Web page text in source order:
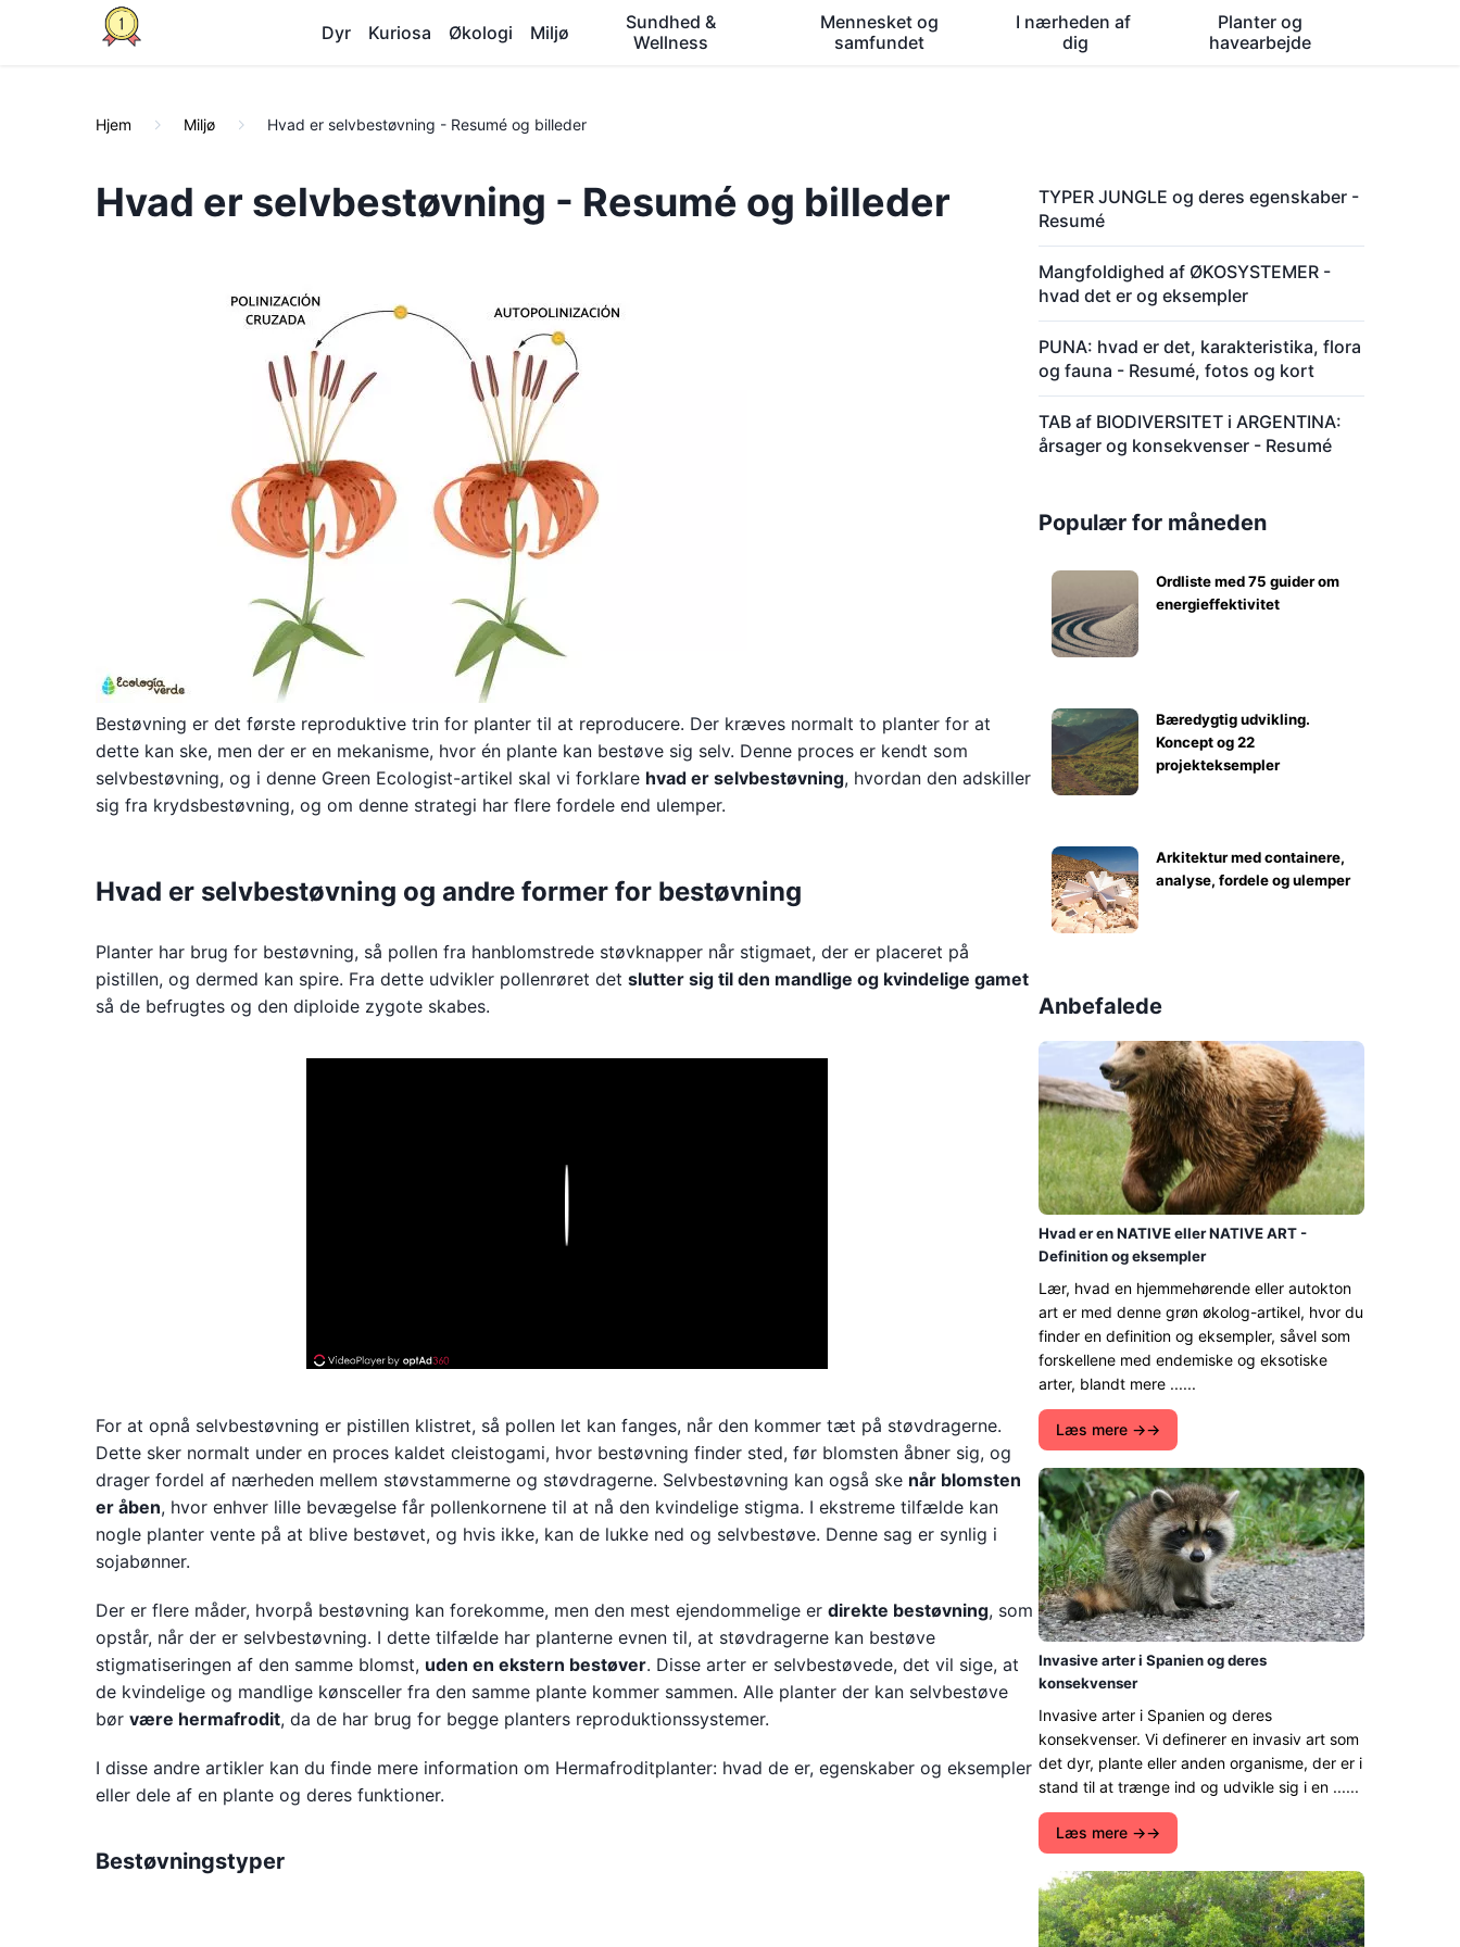
Dyr Kuriosa Økologi Miljø
Sundhed &
Wellness
Mennesket og
samfundet
I nærheden af ​​
dig
Planter og
havearbejde
Hjem Miljø Hvad er selvbestøvning - Resumé og billeder
Hvad er selvbestøvning - Resumé og billeder
Bestøvning er det første reproduktive trin for planter til at reproducere. Der kræves normalt to planter for at
dette kan ske, men der er en mekanisme, hvor én plante kan bestøve sig selv. Denne proces er kendt som
selvbestøvning, og i denne Green Ecologist-artikel skal vi forklare hvad er selvbestøvning, hvordan den adskiller
sig fra krydsbestøvning, og om denne strategi har flere fordele end ulemper.
Hvad er selvbestøvning og andre former for bestøvning
Planter har brug for bestøvning, så pollen fra hanblomstrede støvknapper når stigmaet, der er placeret på
pistillen, og dermed kan spire. Fra dette udvikler pollenrøret det slutter sig til den mandlige og kvindelige gamet
så de befrugtes og den diploide zygote skabes.
For at opnå selvbestøvning er pistillen klistret, så pollen let kan fanges, når den kommer tæt på støvdragerne.
Dette sker normalt under en proces kaldet cleistogami, hvor bestøvning finder sted, før blomsten åbner sig, og
drager fordel af nærheden mellem støvstammerne og støvdragerne. Selvbestøvning kan også ske når blomsten
er åben, hvor enhver lille bevægelse får pollenkornene til at nå den kvindelige stigma. I ekstreme tilfælde kan
nogle planter vente på at blive bestøvet, og hvis ikke, kan de lukke ned og selvbestøve. Denne sag er synlig i
sojabønner.
Der er flere måder, hvorpå bestøvning kan forekomme, men den mest ejendommelige er direkte bestøvning, som
opstår, når der er selvbestøvning. I dette tilfælde har planterne evnen til, at støvdragerne kan bestøve
stigmatiseringen af den samme blomst, uden en ekstern bestøver. Disse arter er selvbestøvede, det vil sige, at
de kvindelige og mandlige kønsceller fra den samme plante kommer sammen. Alle planter der kan selvbestøve
bør være hermafrodit, da de har brug for begge planters reproduktionssystemer.
I disse andre artikler kan du finde mere information om Hermafroditplanter: hvad de er, egenskaber og eksempler
eller dele af en plante og deres funktioner.
Bestøvningstyper
TYPER JUNGLE og deres egenskaber -
Resumé
Mangfoldighed af ØKOSYSTEMER -
hvad det er og eksempler
PUNA: hvad er det, karakteristika, flora
og fauna - Resumé, fotos og kort
TAB af BIODIVERSITET i ARGENTINA:
årsager og konsekvenser - Resumé
Populær for måneden
Ordliste med 75 guider om
energieffektivitet
Bæredygtig udvikling.
Koncept og 22
projekteksempler
Arkitektur med containere,
analyse, fordele og ulemper
Anbefalede
Hvad er en NATIVE eller NATIVE ART -
Definition og eksempler
Lær, hvad en hjemmehørende eller autokton
art er med denne grøn økolog-artikel, hvor du
finder en definition og eksempler, såvel som
forskellene med endemiske og eksotiske
arter, blandt mere ......
Læs mere →
Invasive arter i Spanien og deres
konsekvenser
Invasive arter i Spanien og deres
konsekvenser. Vi definerer en invasiv art som
det dyr, plante eller anden organisme, der er i
stand til at trænge ind og udvikle sig i en ......
Læs mere →